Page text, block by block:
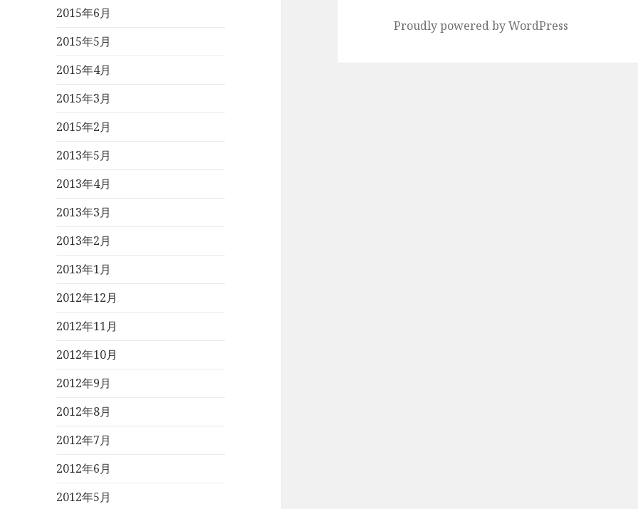
2015年6月
2015年5月
2015年4月
2015年3月
2015年2月
2013年5月
2013年4月
2013年3月
2013年2月
2013年1月
2012年12月
2012年11月
2012年10月
2012年9月
2012年8月
2012年7月
2012年6月
2012年5月
Proudly powered by WordPress